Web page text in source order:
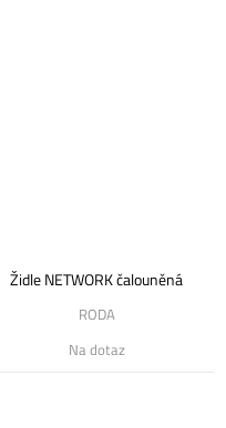
Židle NETWORK čalouněná
RODA
Na dotaz